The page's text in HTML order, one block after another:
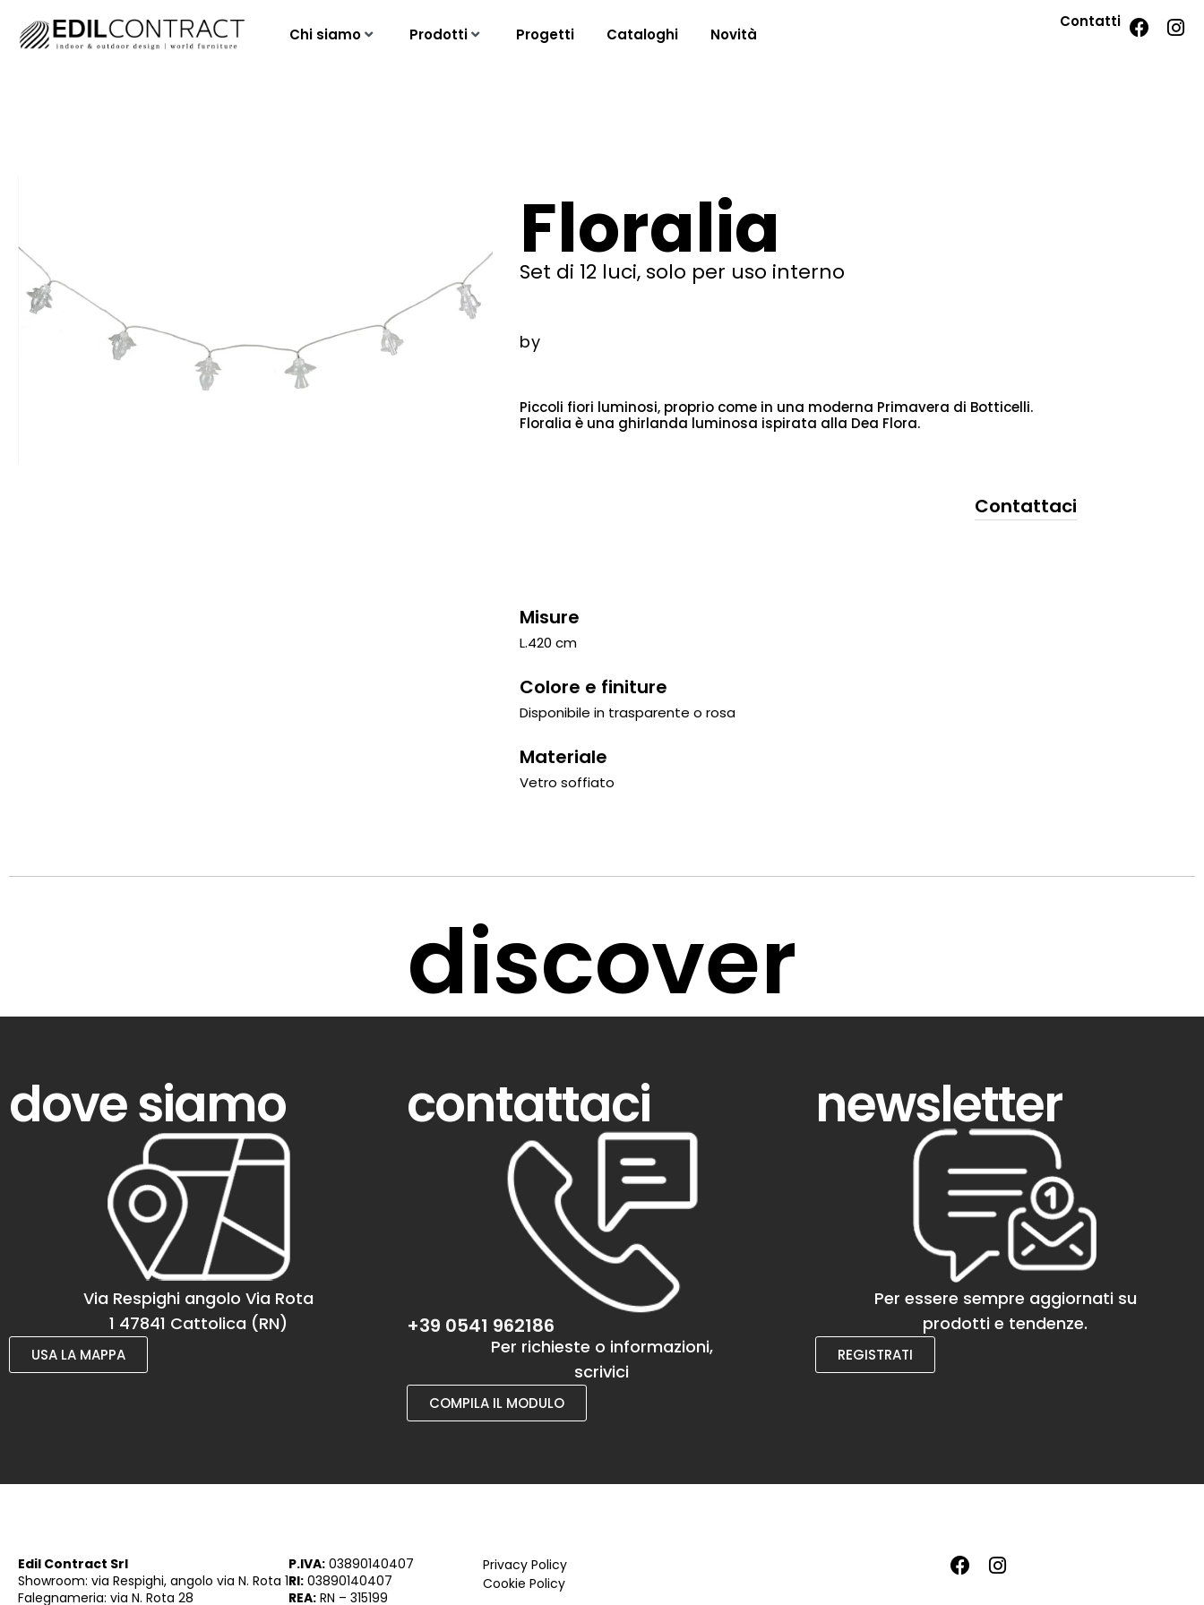
Chi siamo Prodotti Progetti Cataloghi Novità
Contatti
Floralia
Set di 12 luci, solo per uso interno
by
Piccoli fiori luminosi, proprio come in una moderna Primavera di Botticelli.
Floralia è una ghirlanda luminosa ispirata alla Dea Flora.
Contattaci
Misure
L.420 cm
Colore e finiture
Disponibile in trasparente o rosa
Materiale
Vetro soffiato
discover
dove siamo
Via Respighi angolo Via Rota
1 47841 Cattolica (RN)
USA LA MAPPA
contattaci
+39 0541 962186
Per richieste o informazioni,
scrivici
COMPILA IL MODULO
newsletter
Per essere sempre aggiornati su
prodotti e tendenze.
REGISTRATI
Edil Contract Srl
Showroom: via Respighi, angolo via N. Rota 1
Falegnameria: via N. Rota 28
P.IVA: 03890140407
RI: 03890140407
REA: RN – 315199
Privacy Policy
Cookie Policy